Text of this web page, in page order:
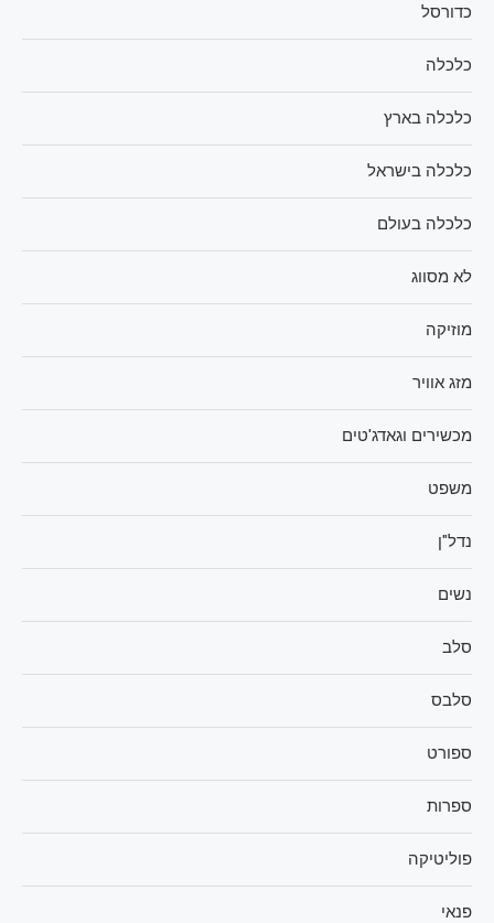
כדורסל
כלכלה
כלכלה בארץ
כלכלה בישראל
כלכלה בעולם
לא מסווג
מוזיקה
מזג אוויר
מכשירים וגאדג'טים
משפט
נדל"ן
נשים
סלב
סלבס
ספורט
ספרות
פוליטיקה
פנאי